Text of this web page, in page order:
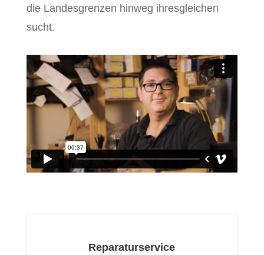
die Landesgrenzen hinweg ihresgleichen
sucht.
Reparaturservice